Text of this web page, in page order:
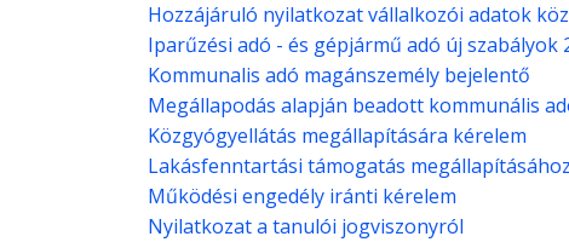
Hozzájáruló nyilatkozat vállalkozói adatok
Iparűzési adó - és gépjármű adó új szabályok
Kommunalis adó magánszemély bejelentő
Megállapodás alapján beadott kommunális
Közgyógyellátás megállapítására kérelem
Lakásfenntartási támogatás
Működési engedély iránti kérelem
Nyilatkozat a tanulói jogviszonyról